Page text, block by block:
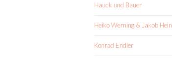
Hauck und Bauer
Heiko Werning & Jakob Hein
Konrad Endler